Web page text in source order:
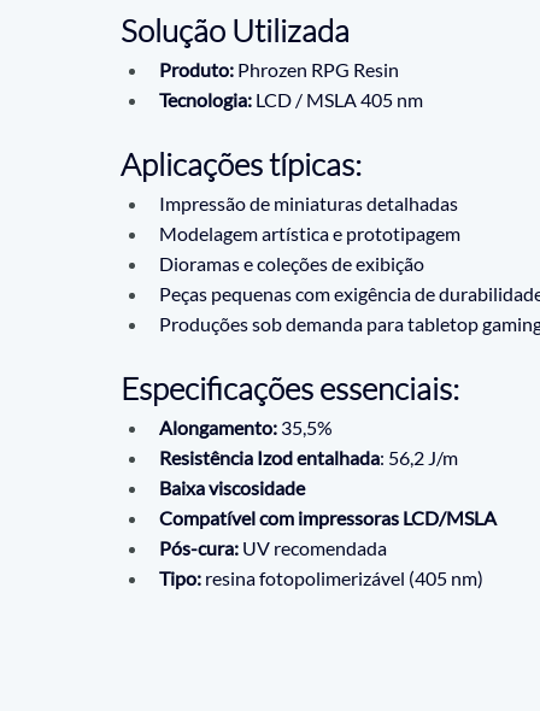
Solução Utilizada
Produto: Phrozen RPG Resin
Tecnologia: LCD / MSLA 405 nm
Aplicações típicas:
Impressão de miniaturas detalhadas
Modelagem artística e prototipagem
Dioramas e coleções de exibição
Peças pequenas com exigência de
Produções sob demanda para tabletop
Especificações essenciais:
Alongamento: 35,5%
Resistência Izod entalhada: 56,2 J/m
Baixa viscosidade
Compatível com impressoras LCD/MSLA
Pós-cura: UV recomendada
Tipo: resina fotopolimerizável (405 nm)